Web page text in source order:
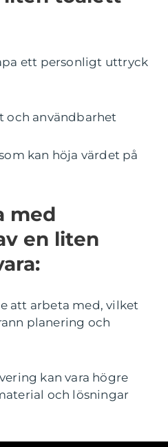
ett personligt uttryck
och användbarhet
kan höja värdet på
med
en liten
att arbeta med, vilket
planering och
kan vara högre
och lösningar